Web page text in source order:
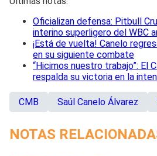
Oficializan defensa: Pitbull
interino superligero del WBC
¡Está de vuelta! Canelo
en su siguiente combate
“Hicimos nuestro trabajo”: El
respalda su victoria en la
CMB Saúl Canelo Álvarez
NOTAS